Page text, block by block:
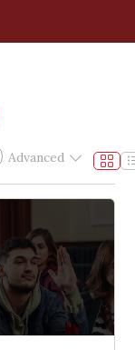
Advanced